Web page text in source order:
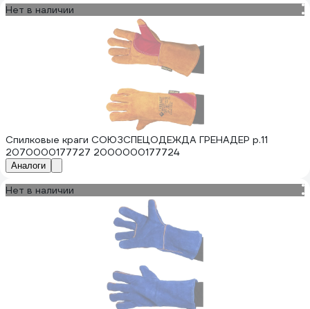
Нет в наличии
Спилковые краги СОЮЗСПЕЦОДЕЖДА ГРЕНАДЕР р.11
2070000177727 2000000177724
Аналоги
Нет в наличии